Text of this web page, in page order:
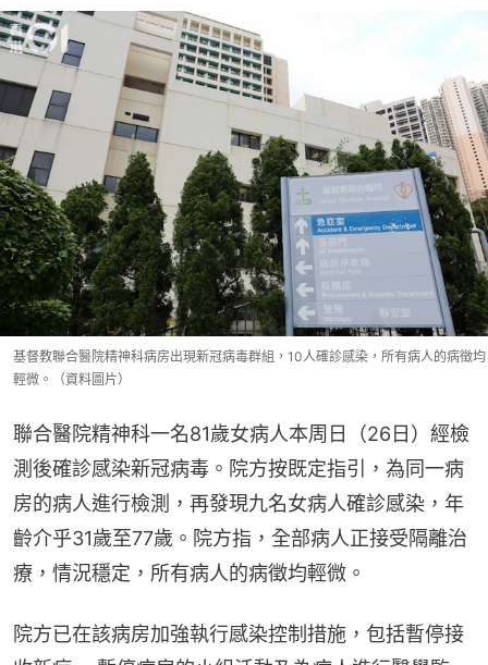
基督教聯合醫院精神科病房出現新冠病毒群組，10人確診感染，所有病人的病徵均
輕微。（資料圖片）
聯合醫院精神科一名81歲女病人本周日（26日）經檢
測後確診感染新冠病毒。院方按既定指引，為同一病
房的病人進行檢測，再發現九名女病人確診感染，年
齡介乎31歲至77歲。院方指，全部病人正接受隔離治
療，情況穩定，所有病人的病徵均輕微。
院方已在該病房加強執行感染控制措施，包括暫停接